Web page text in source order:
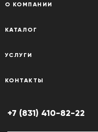
О КОМПАНИИ
КАТАЛОГ
УСЛУГИ
КОНТАКТЫ
+7 (831) 410-82-22